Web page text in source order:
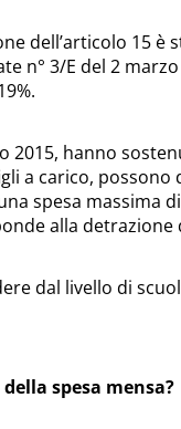
dell’articolo 15
n° 3/E del 2
2015, hanno
a carico,
spesa massima
alla detrazione
dal livello di
spesa mensa?